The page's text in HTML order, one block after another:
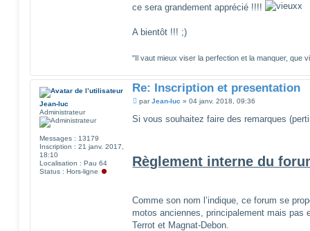
ce sera grandement apprécié !!!!
A bientôt !!! ;)
"Il vaut mieux viser la perfection et la manquer, que
Jean-luc
Administrateur
Messages : 13179
Inscription : 21 janv. 2017,
18:10
Localisation : Pau 64
Status : Hors-ligne
Re: Inscription et presentation
M
s
parJean-luc »04 janv. 2018, 09:36
Si vous souhaitez faire des remarques
Règlement interne du
Comme son nom l’indique, ce forum se
motos anciennes, principalement mais pas
Terrot et Magnat-Debon.